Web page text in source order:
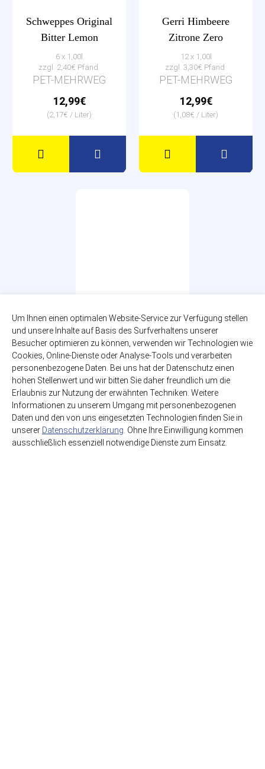
Schweppes Original
Bitter Lemon
6 x 1,00l
zzgl. 2,40€ Pfand
PET-MEHRWEG
12,99€
(2,17€ / Liter)
Gerri Himbeere
Zitrone Zero
12 x 1,00l
zzgl. 3,30€ Pfand
PET-MEHRWEG
12,99€
(1,08€ / Liter)
Coca-Cola
24 x 0,20l
zzgl. 5,10€ Pfand
Glas-MEHRWEG
19,49€
(4,06€ / Liter)
Um Ihnen einen optimalen Website-Service zur Verfügung stellen
und unsere Inhalte auf Basis des Surfverhaltens unserer
Besucher optimieren zu können, verwenden wir Technologien wie
Cookies, Online-Dienste oder Analyse-Tools und verarbeiten
personenbezogene Daten. Bei uns hat der Datenschutz einen
hohen Stellenwert und wir bitten Sie daher freundlich um die
Erlaubnis zur Nutzung der erwähnten Techniken. Weitere
Informationen zu unserem Umgang mit personenbezogenen
Daten und den von uns eingesetzten Technologien finden Sie in
unserer Datenschutzerklärung . Ohne Ihre Einwilligung kommen
ausschließlich essenziell notwendige Dienste zum Einsatz.